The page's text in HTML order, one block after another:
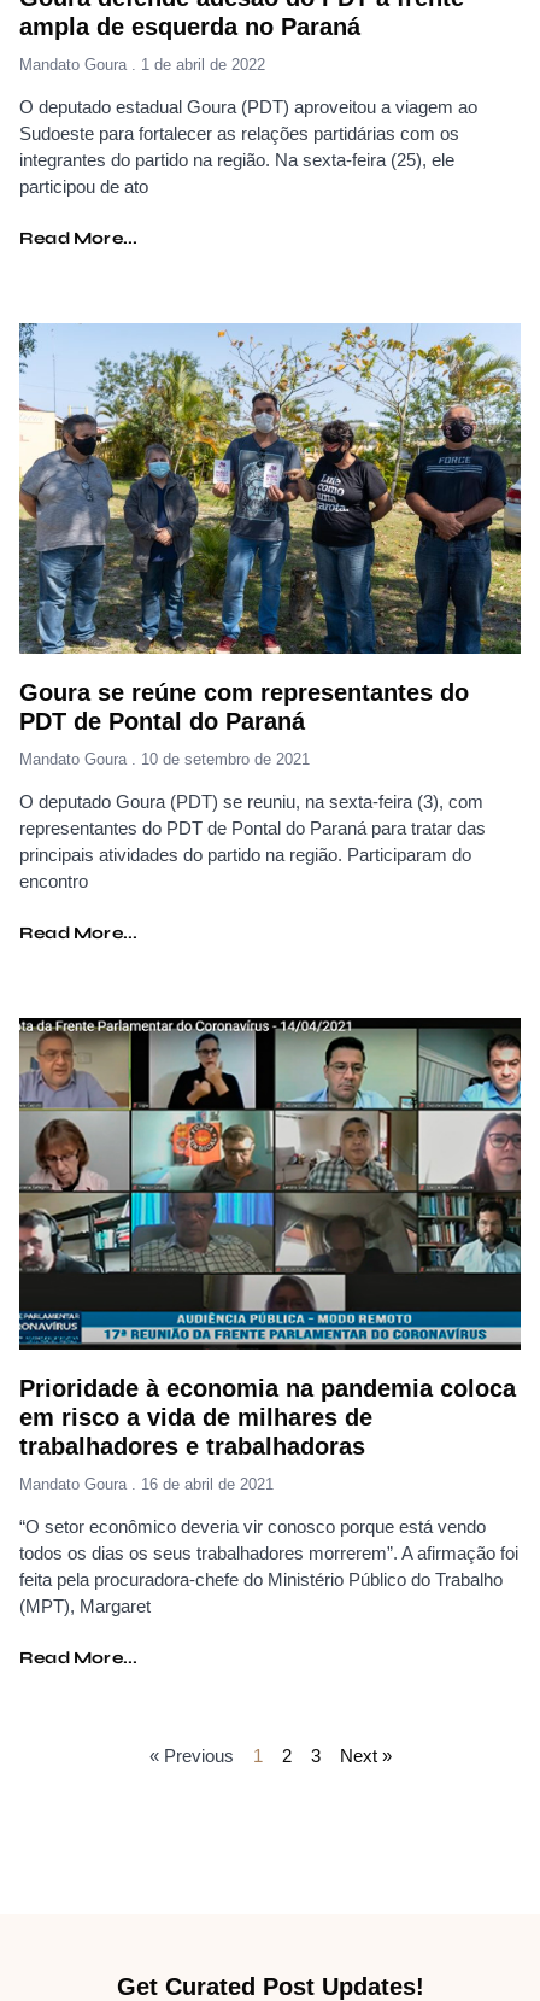
ampla de esquerda no Paraná
Mandato Goura 1 de abril de 2022
O deputado estadual Goura (PDT) aproveitou a viagem ao
Sudoeste para fortalecer as relações partidárias com os
integrantes do partido na região. Na sexta-feira (25), ele
participou de ato
Read More...
Goura se reúne com representantes do
PDT de Pontal do Paraná
Mandato Goura 10 de setembro de 2021
O deputado Goura (PDT) se reuniu, na sexta-feira (3), com
representantes do PDT de Pontal do Paraná para tratar das
principais atividades do partido na região. Participaram do
encontro
Read More...
Prioridade à economia na pandemia coloca
em risco a vida de milhares de
trabalhadores e trabalhadoras
Mandato Goura 16 de abril de 2021
“O setor econômico deveria vir conosco porque está vendo
todos os dias os seus trabalhadores morrerem”. A afirmação foi
feita pela procuradora-chefe do Ministério Público do Trabalho
(MPT), Margaret
Read More...
« Previous 1 2 3 Next »
Get Curated Post Updates!